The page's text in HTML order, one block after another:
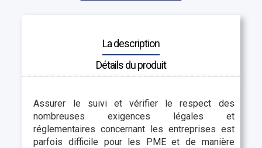
La description
Détails du produit
Assurer le suivi et vérifier le respect des
nombreuses exigences légales et
réglementaires concernant les entreprises est
parfois difficile pour les PME et de manière